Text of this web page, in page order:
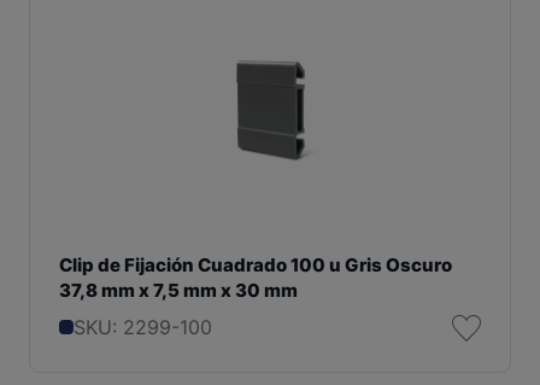
Clip de Fijación Cuadrado 100 u Gris Oscuro
37,8 mm x 7,5 mm x 30 mm
SKU: 2299-100